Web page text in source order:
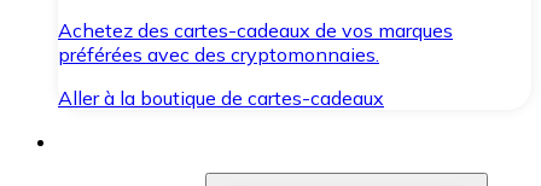
Achetez des cartes-cadeaux de vos marques
préférées avec des cryptomonnaies.
Aller à la boutique de cartes-cadeaux